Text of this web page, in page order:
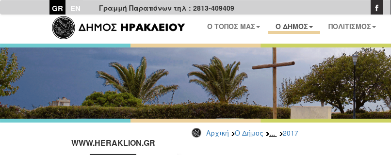
GR EN Γραμμή Παραπόνων τηλ : 2813-409409
Ο ΤΟΠΟΣ ΜΑΣ Ο ΔΗΜΟΣ ΠΟΛΙΤΙΣΜΟΣ
Αρχική Ο Δήμος ... 2017
WWW.HERAKLION.GR